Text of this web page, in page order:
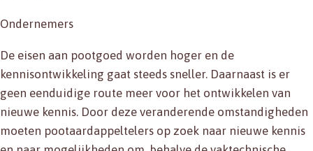
Ondernemers
De eisen aan pootgoed worden hoger en de
kennisontwikkeling gaat steeds sneller. Daarnaast is er
geen eenduidige route meer voor het ontwikkelen van
nieuwe kennis. Door deze veranderende omstandigheden
moeten pootaardappeltelers op zoek naar nieuwe kennis